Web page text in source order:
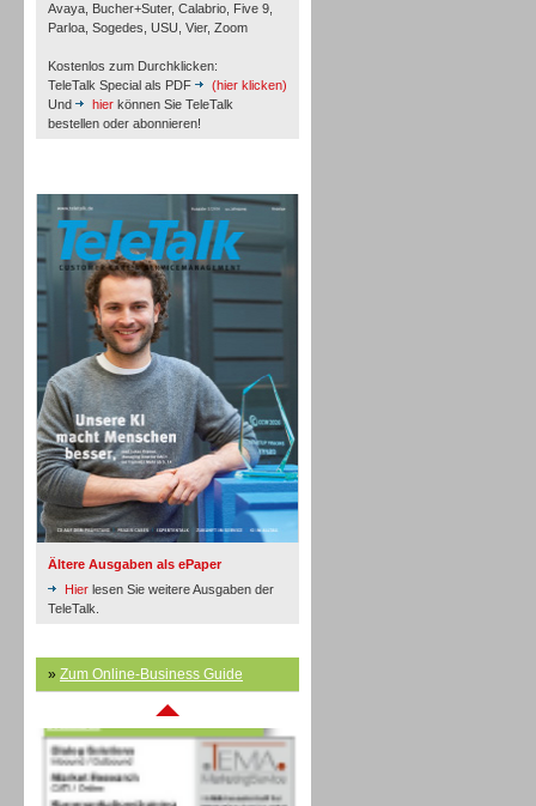
Avaya, Bucher+Suter, Calabrio, Five 9,
Parloa, Sogedes, USU, Vier, Zoom
Kostenlos zum Durchklicken:
TeleTalk Special als PDF
(hier klicken)
Und
hier können Sie TeleTalk
bestellen oder abonnieren!
Ältere Ausgaben als ePaper
Hier lesen Sie weitere Ausgaben der
TeleTalk.
» Zum Online-Business Guide
Inbound
Inbound